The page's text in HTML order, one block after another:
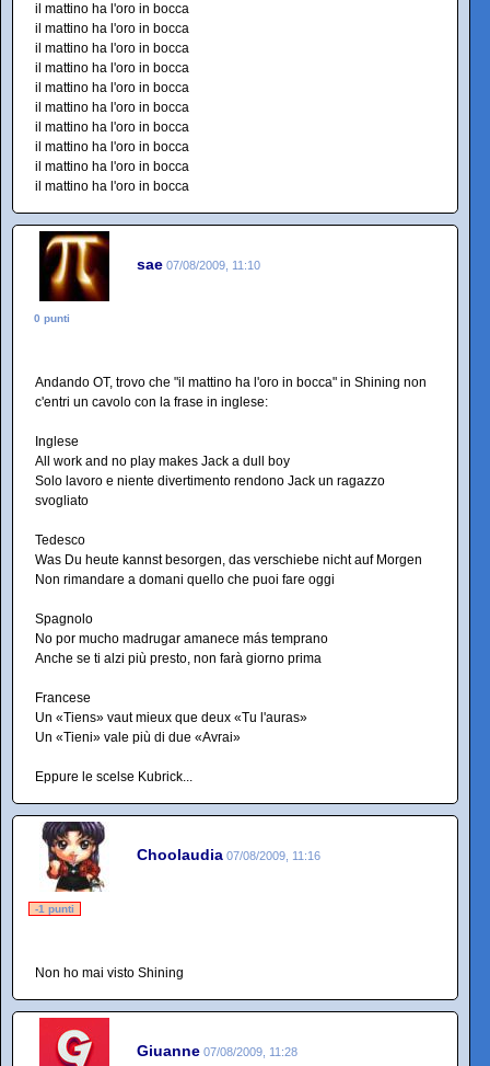
il mattino ha l'oro in bocca
il mattino ha l'oro in bocca
il mattino ha l'oro in bocca
il mattino ha l'oro in bocca
il mattino ha l'oro in bocca
il mattino ha l'oro in bocca
il mattino ha l'oro in bocca
il mattino ha l'oro in bocca
il mattino ha l'oro in bocca
il mattino ha l'oro in bocca
sae 07/08/2009, 11:10
0 punti
Andando OT, trovo che "il mattino ha l'oro in bocca" in Shining non
c'entri un cavolo con la frase in inglese:
Inglese
All work and no play makes Jack a dull boy
Solo lavoro e niente divertimento rendono Jack un ragazzo
svogliato
Tedesco
Was Du heute kannst besorgen, das verschiebe nicht auf Morgen
Non rimandare a domani quello che puoi fare oggi
Spagnolo
No por mucho madrugar amanece más temprano
Anche se ti alzi più presto, non farà giorno prima
Francese
Un «Tiens» vaut mieux que deux «Tu l'auras»
Un «Tieni» vale più di due «Avrai»
Eppure le scelse Kubrick...
Choolaudia 07/08/2009, 11:16
-1 punti
Non ho mai visto Shining
Giuanne 07/08/2009, 11:28